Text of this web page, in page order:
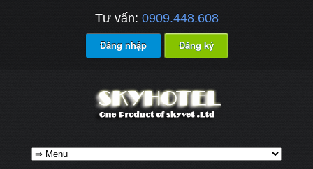
Tư vấn: 0909.448.608
Đăng nhập Đăng ký